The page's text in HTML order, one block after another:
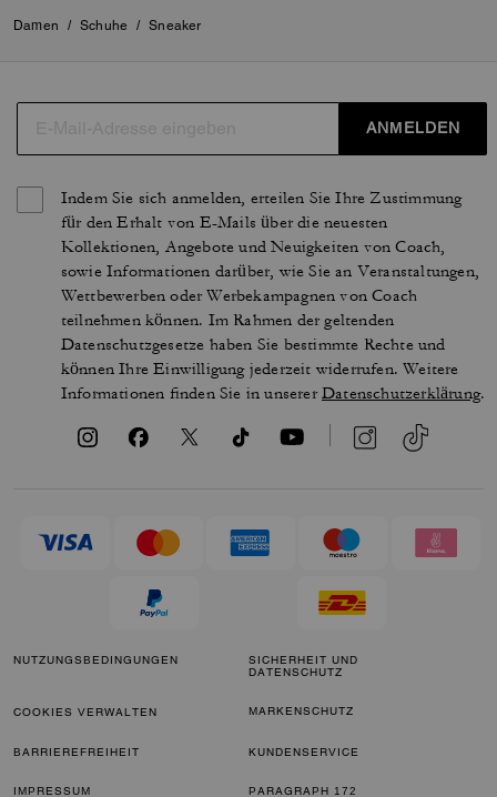
Damen / Schuhe / Sneaker
ANMELDEN
Indem Sie sich anmelden, erteilen Sie Ihre Zustimmung
für den Erhalt von E-Mails über die neuesten
Kollektionen, Angebote und Neuigkeiten von Coach,
sowie Informationen darüber, wie Sie an Veranstaltungen,
Wettbewerben oder Werbekampagnen von Coach
teilnehmen können. Im Rahmen der geltenden
Datenschutzgesetze haben Sie bestimmte Rechte und
können Ihre Einwilligung jederzeit widerrufen. Weitere
Informationen finden Sie in unsererDatenschutzerklärung.
NUTZUNGSBEDINGUNGEN
SICHERHEIT UND
DATENSCHUTZ
COOKIES VERWALTEN MARKENSCHUTZ
BARRIEREFREIHEIT KUNDENSERVICE
IMPRESSUM
PARAGRAPH 172